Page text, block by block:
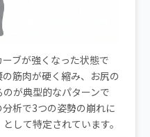
ブが強くなった状態で
筋肉が硬く縮み、お尻の
が典型的なパターンで
析で3つの姿勢の崩れに
して特定されています。